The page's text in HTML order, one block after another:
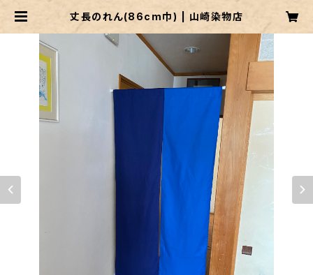
丈長のれん(86cm巾) | 山崎染物店